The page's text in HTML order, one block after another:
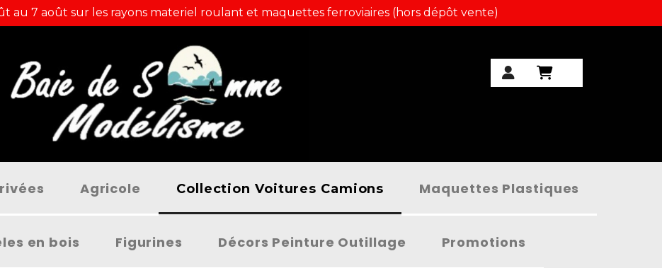
au 7 août sur les rayons materiel roulant et maquettes ferroviaires (hors dépôt vente)
Agricole Collection Voitures Camions Maquettes Plastiques
en bois Figurines Décors Peinture Outillage Promotions